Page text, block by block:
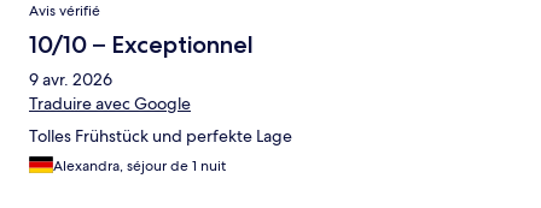
Avis vérifié
10/10 – Exceptionnel
9 avr. 2026
Traduire avec Google
Tolles Frühstück und perfekte Lage
Alexandra, séjour de 1 nuit